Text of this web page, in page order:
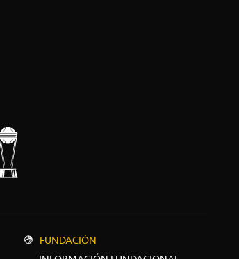
FUNDACIÓN